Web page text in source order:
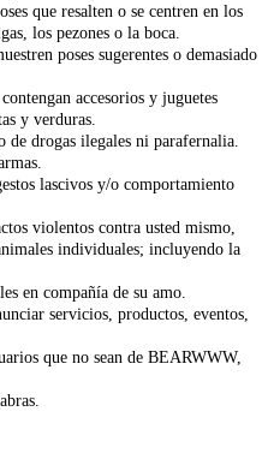
que resalten o se centren en los
los pezones o la boca.
poses sugerentes o demasiado
accesorios y juguetes
y verduras.
de drogas ilegales ni parafernalia.
lascivos y/o comportamiento
violentos contra usted mismo,
individuales; incluyendo la
en compañía de su amo.
servicios, productos, eventos,
que no sean de BEARWWW,